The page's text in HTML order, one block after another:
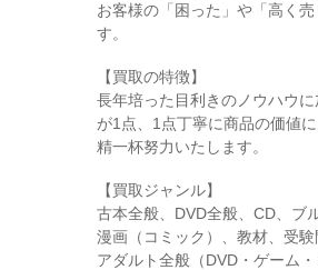
お客様の「困った」や「高く
す。
【買取の特徴】
長年培った目利きのノウハウ
が1点、1点丁寧に商品の価値
精一杯努力いたします。
【買取ジャンル】
古本全般、DVD全般、CD、ブ
漫画（コミック）、教材、受
アダルト全般（DVD・ゲーム